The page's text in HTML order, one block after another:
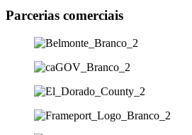
Parcerias comerciais